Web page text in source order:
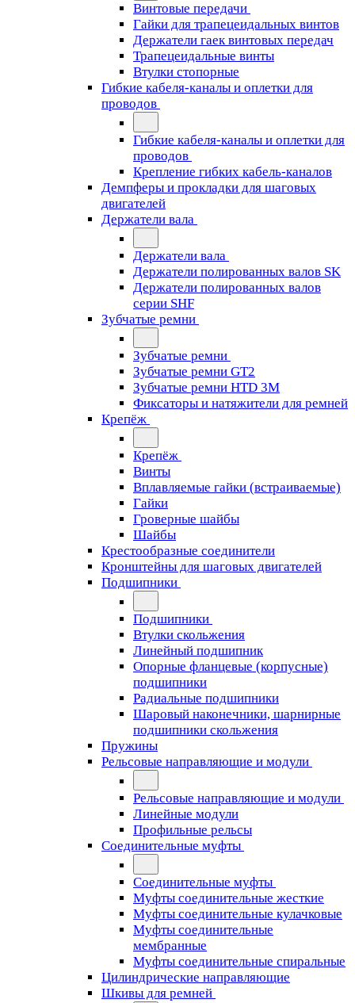
Винтовые передачи
Гайки для трапецеидальных винтов
Держатели гаек винтовых передач
Трапецеидальные винты
Втулки стопорные
Гибкие кабеля-каналы и оплетки для
проводов
Гибкие кабеля-каналы и оплетки для
проводов
Крепление гибких кабель-каналов
Демпферы и прокладки для шаговых
двигателей
Держатели вала
Держатели вала
Держатели полированных валов SK
Держатели полированных валов
серии SHF
Зубчатые ремни
Зубчатые ремни
Зубчатые ремни GT2
Зубчатые ремни HTD 3M
Фиксаторы и натяжители для ремней
Крепёж
Крепёж
Винты
Вплавляемые гайки (встраиваемые)
Гайки
Гроверные шайбы
Шайбы
Крестообразные соединители
Кронштейны для шаговых двигателей
Подшипники
Подшипники
Втулки скольжения
Линейный подшипник
Опорные фланцевые (корпусные)
подшипники
Радиальные подшипники
Шаровый наконечники, шарнирные
подшипники скольжения
Пружины
Рельсовые направляющие и модули
Рельсовые направляющие и модули
Линейные модули
Профильные рельсы
Соединительные муфты
Соединительные муфты
Муфты соединительные жесткие
Муфты соединительные кулачковые
Муфты соединительные
мембранные
Муфты соединительные спиральные
Цилиндрические направляющие
Шкивы для ремней